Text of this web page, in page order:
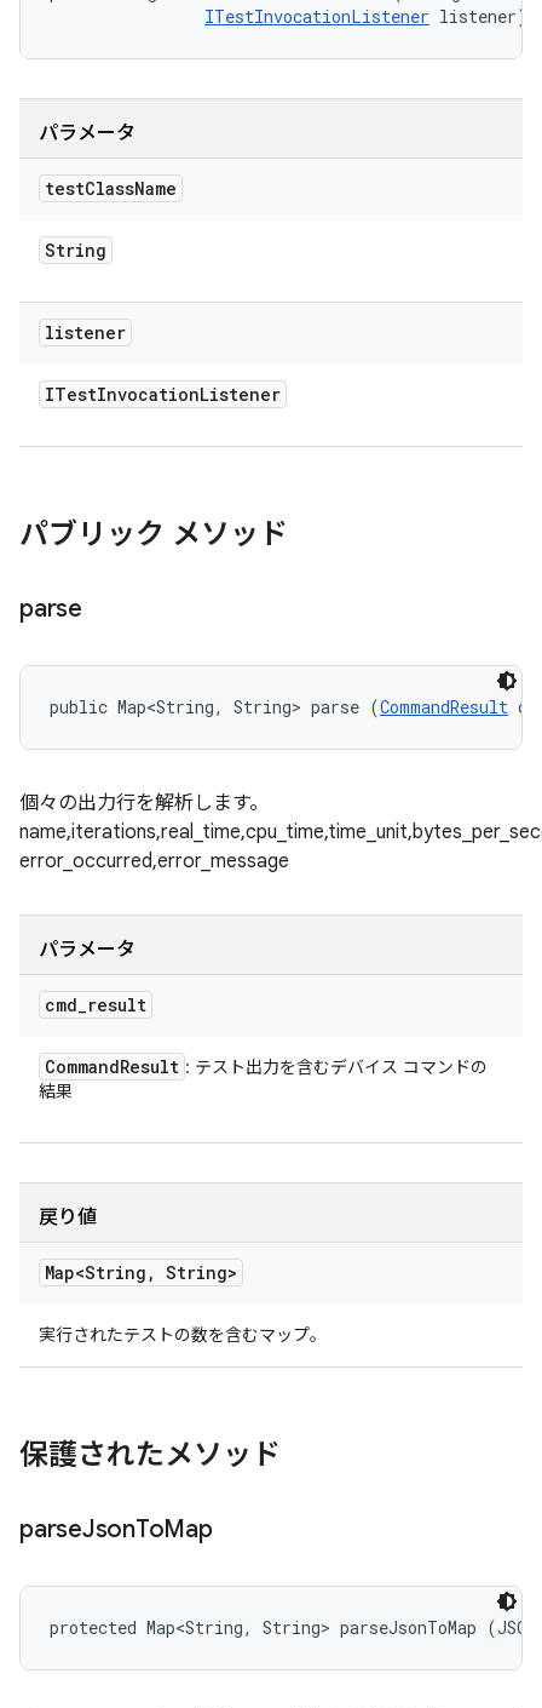
ITestInvocationListener listener)
パラメータ
testClassName
String
listener
ITestInvocationListener
パブリック メソッド
parse
public Map<String, String> parse (CommandResult
個々の出力行を解析します。
error_occurred,error_message
パラメータ
cmd_result
CommandResult : テスト出力を含むデバイス コマンドの
結果
戻り値
Map<String , String>
実行されたテストの数を含むマップ。
保護されたメソッド
parseJsonToMap
protected Map<String, String> parseJsonToMap